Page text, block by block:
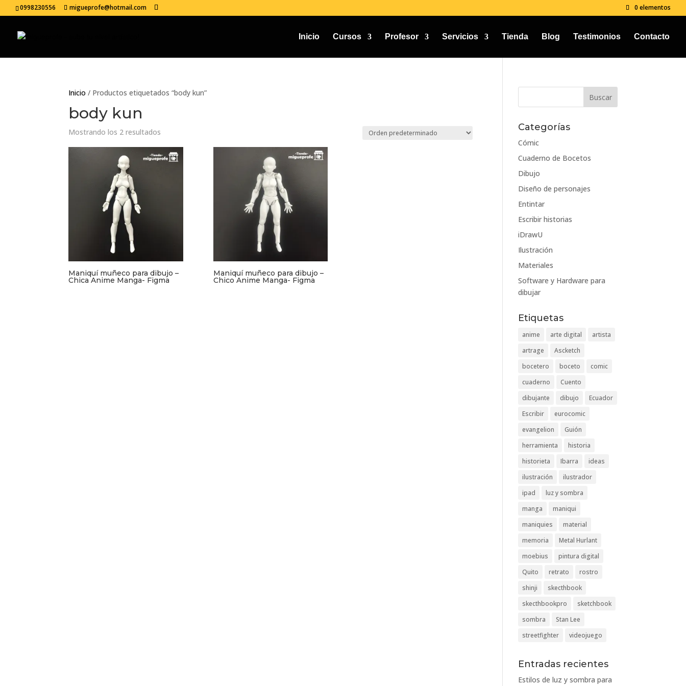
0998230556 migueprofe@hotmail.com 0 elementos
Inicio Cursos Profesor Servicios Tienda Blog Testimonios Contacto
Inicio / Productos etiquetados “body kun”
body kun
Mostrando los 2 resultados
Maniquí muñeco para dibujo –
Chica Anime Manga- Figma
Maniquí muñeco para dibujo –
Chico Anime Manga- Figma
Categorías
Cómic
Cuaderno de Bocetos
Dibujo
Diseño de personajes
Entintar
Escribir historias
iDrawU
Ilustración
Materiales
Software y Hardware para
dibujar
Etiquetas
anime arte digital
artista
artrage
Ascketch
bocetero
boceto
comic
cuaderno
Cuento
dibujante
dibujo
Ecuador
Escribir
eurocomic
evangelion
Guión
herramienta
historia
historieta
Ibarra
ideas
ilustración
ilustrador
ipad
luz y sombra
manga
maniqui
maniquies
material
memoria
Metal Hurlant
moebius
pintura digital
Quito
retrato
rostro
shinji
skecthbook
skecthbookpro
sketchbook
sombra
Stan Lee
streetfighter
videojuego
Entradas recientes
Estilos de luz y sombra para